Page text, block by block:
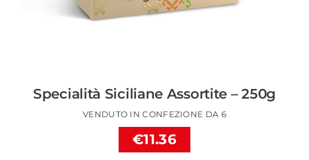
Specialità Siciliane Assortite – 250g
VENDUTO IN CONFEZIONE DA 6
€11.36